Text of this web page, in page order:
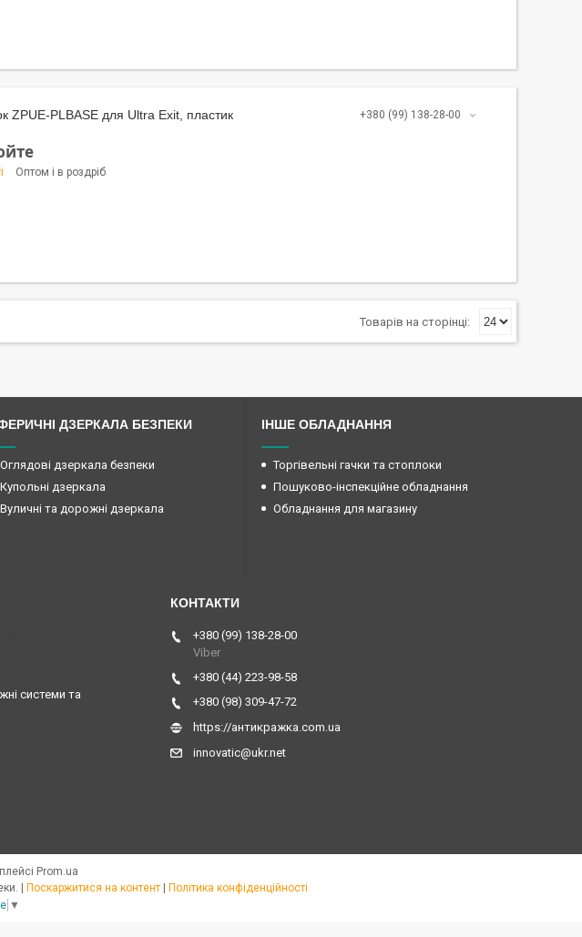
+380 (99) 138-28-00
ZPUE-PLBASE для Ultra Exit, пластик
Оптом і в роздріб
ДЗЕРКАЛА БЕЗПЕКИ
Оглядові дзеркала безпеки
Купольні дзеркала
Вуличні та дорожні дзеркала
ІНШЕ ОБЛАДНАННЯ
Торгівельні гачки та стоплоки
Пошуково-інспекційне обладнання
Обладнання для магазину
системи та
+380 (99) 138-28-00
Viber
+380 (44) 223-98-58
+380 (98) 309-47-72
https://антикражка.com.ua
innovatic@ukr.net
Prom.ua
Поскаржитися на контент
Політика конфіденційності
▼